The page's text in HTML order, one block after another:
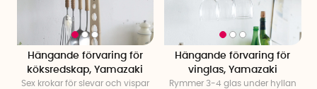
Hängande förvaring för
köksredskap, Yamazaki
Sex krokar för slevar och vispar
Hängande förvaring för
vinglas, Yamazaki
Rymmer 3-4 glas under hyllan